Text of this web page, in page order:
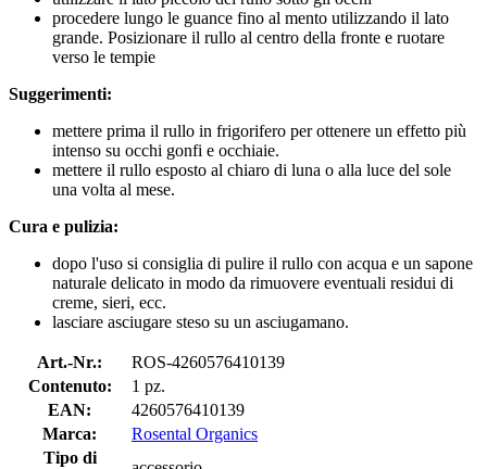
procedere lungo le guance fino al mento utilizzando il lato
grande. Posizionare il rullo al centro della fronte e ruotare
verso le tempie
Suggerimenti:
mettere prima il rullo in frigorifero per ottenere un effetto più
intenso su occhi gonfi e occhiaie.
mettere il rullo esposto al chiaro di luna o alla luce del sole
una volta al mese.
Cura e pulizia:
dopo l'uso si consiglia di pulire il rullo con acqua e un sapone
naturale delicato in modo da rimuovere eventuali residui di
creme, sieri, ecc.
lasciare asciugare steso su un asciugamano.
Art.-Nr.:
ROS-4260576410139
Contenuto:
1 pz.
EAN:
4260576410139
Marca:
Rosental Organics
Tipo di